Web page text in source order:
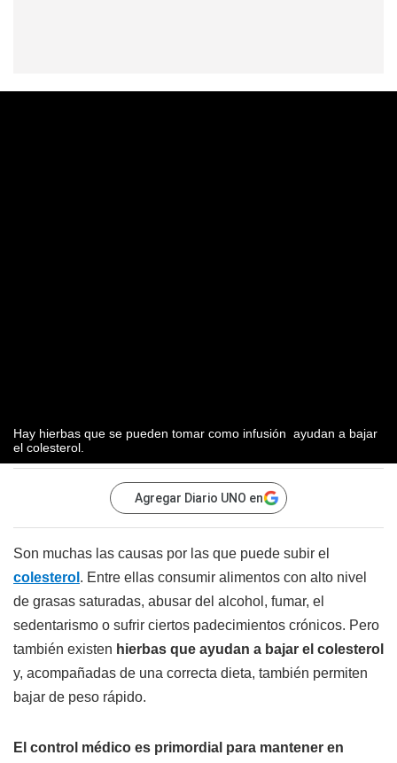
Hay hierbas que se pueden tomar como infusión ayudan a bajar
el colesterol.
Agregar Diario UNO en
Son muchas las causas por las que puede subir el
colesterol . Entre ellas consumir alimentos con alto nivel
de grasas saturadas, abusar del alcohol, fumar, el
sedentarismo o sufrir ciertos padecimientos crónicos. Pero
también existen hierbas que ayudan a bajar el colesterol
y, acompañadas de una correcta dieta, también permiten
bajar de peso rápido.
El control médico es primordial para mantener en